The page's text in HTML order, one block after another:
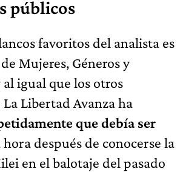
públicos
favoritos del analista es
Mujeres, Géneros y
igual que los otros
Libertad Avanza ha
que debía ser
hora después de conocerse la
en el balotaje del pasado